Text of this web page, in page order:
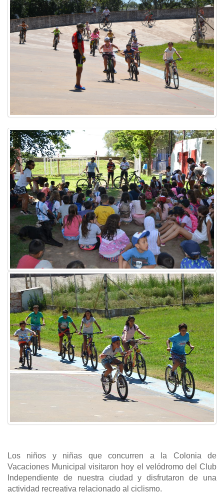
Los niños y niñas que concurren a la Colonia de
Vacaciones Municipal visitaron hoy el velódromo del Club
Independiente de nuestra ciudad y disfrutaron de una
actividad recreativa relacionado al ciclismo.